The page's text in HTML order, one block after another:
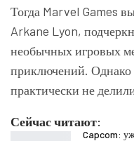
Тогда Marvel Games
Arkane Lyon,
необычных игровых
приключений. Однако
практически не
Сейчас читают:
Capcom: